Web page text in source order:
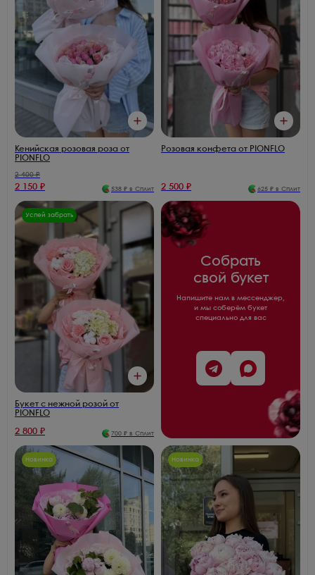
Кенийская розовая роза от
PIONFLO
2 400₽
2 150 ₽ 538 ₽ в Сплит
Розовая конфета от PIONFLO
2 500 ₽ 625 ₽ в Сплит
Успей забрать
Букет с нежной розой от
PIONFLO
2 800 ₽ 700 ₽ в Сплит
Собрать
свой букет
Напишите нам в мессенджер,
и мы соберём букет
специально для вас
Новинка Новинка